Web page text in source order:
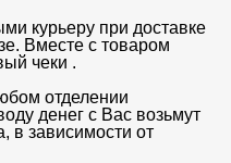
курьеру при доставке
Вместе с товаром
чеки .
отделении
денег с Вас возьмут
в зависимости от